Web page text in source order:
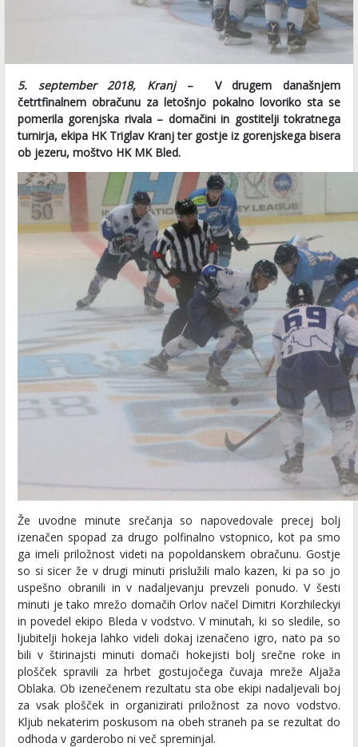
5. september 2018, Kranj– V drugem današnjem
četrtfinalnem obračunu za letošnjo pokalno lovoriko sta se
pomerila gorenjska rivala – domačini in gostitelji tokratnega
turnirja, ekipa HK Triglav Kranj ter gostje iz gorenjskega bisera
ob jezeru, moštvo HK MK Bled.
Že uvodne minute srečanja so napovedovale precej bolj
izenačen spopad za drugo polfinalno vstopnico, kot pa smo
ga imeli priložnost videti na popoldanskem obračunu. Gostje
so si sicer že v drugi minuti prislužili malo kazen, ki pa so jo
uspešno obranili in v nadaljevanju prevzeli ponudo. V šesti
minuti je tako mrežo domačih Orlov načel Dimitri Korzhileckyi
in povedel ekipo Bleda v vodstvo. V minutah, ki so sledile, so
ljubitelji hokeja lahko videli dokaj izenačeno igro, nato pa so
bili v štirinajsti minuti domači hokejisti bolj srečne roke in
plošček spravili za hrbet gostujočega čuvaja mreže Aljaža
Oblaka. Ob izenečenem rezultatu sta obe ekipi nadaljevali boj
za vsak plošček in organizirati priložnost za novo vodstvo.
Kljub nekaterim poskusom na obeh straneh pa se rezultat do
odhoda v garderobo ni več spreminjal.